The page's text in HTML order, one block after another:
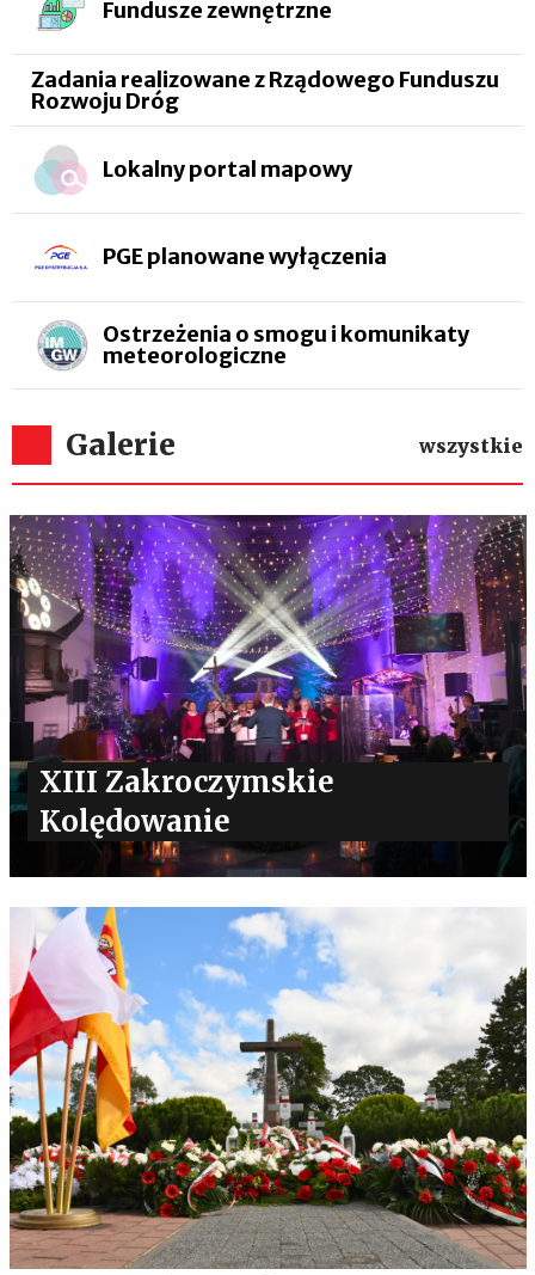
Fundusze zewnętrzne
Zadania realizowane z Rządowego Funduszu
Rozwoju Dróg
Lokalny portal mapowy
PGE planowane wyłączenia
Ostrzeżenia o smogu i komunikaty
meteorologiczne
Galerie wszystkie
XIII Zakroczymskie
Kolędowanie